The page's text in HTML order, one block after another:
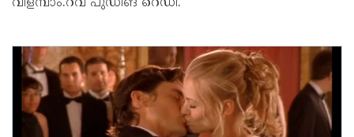
വിളമ്പാം.റവ പുഡിങ് റെ‍ഡി.